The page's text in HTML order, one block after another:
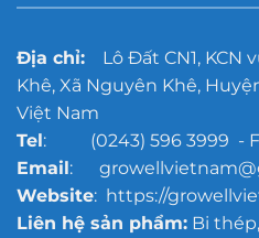
Địa chỉ:Lô Đất CN1, KCN
Khê, Xã Nguyên Khê,
Việt Nam
Tel: (0243) 596 3999 -
Email:
Website: https://
Liên hệ sản phẩm:Bi